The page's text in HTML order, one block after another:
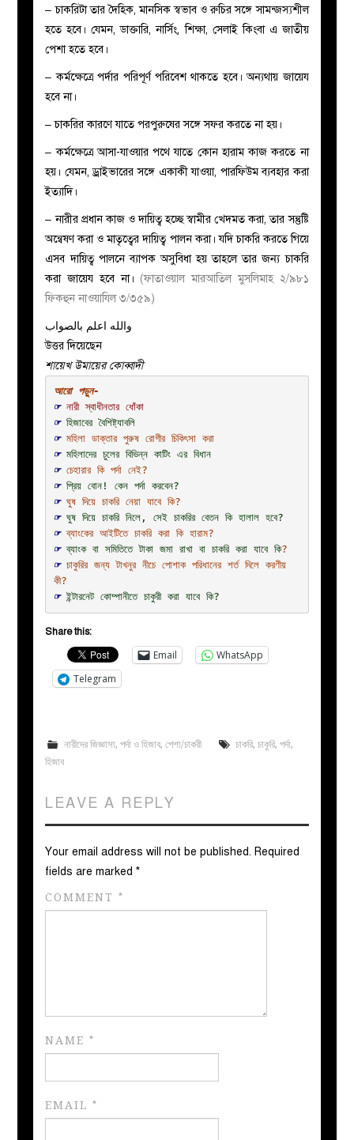
– চাকরিটা তার দৈহিক, মানসিক স্বভাব ও রুচির সঙ্গে সামন্জস্যশীল
হতে হবে। যেমন, ডাক্তারি, নার্সিং, শিক্ষা, সেলাই কিংবা এ জাতীয়
পেশা হতে হবে।
– কর্মক্ষেত্রে পর্দার পরিপূর্ণ পরিবেশ থাকতে হবে। অন্যথায় জায়েয
হবে না।
– চাকরির কারণে যাতে পরপুরুষের সঙ্গে সফর করতে না হয়।
– কর্মক্ষেত্রে আসা-যাওয়ার পথে যাতে কোন হারাম কাজ করতে না
হয়। যেমন, ড্রাইভারের সঙ্গে একাকী যাওয়া, পারফিউম ব্যবহার করা
ইত্যাদি।
– নারীর প্রধান কাজ ও দায়িত্ব হচ্ছে স্বামীর খেদমত করা, তার সন্তুষ্টি
অন্বেষণ করা ও মাতৃত্বের দায়িত্ব পালন করা। যদি চাকরি করতে গিয়ে
এসব দায়িত্ব পালনে ব্যাপক অসুবিধা হয় তাহলে তার জন্য চাকরি
করা জায়েয হবে না। (ফাতাওয়াল মারআতিল মুসলিমাহ ২/৯৮১
ফিকহুন নাওয়াযিল ৩/৩৫৯)
والله اعلم بالصواب
উত্তর দিয়েছেন
শায়েখ উমায়ের কোব্বাদী
☞ নারী স্বাধীনতার ধোঁকা
☞ হিজাবের বৈশিষ্ট্যাবলি
☞ মহিলা ডাক্তার পুরুষ রোগীর চিকিৎসা করা
☞ মহিলাদের চুলের বিভিন্ন কাটিং এর বিধান
☞ চেহারার কি পর্দা নেই?
☞ প্রিয় বোন! কেন পর্দা করবেন?
☞ ঘুষ দিয়ে চাকরি নেয়া যাবে কি?
☞ ঘুষ দিয়ে চাকরি নিলে, সেই চাকরির বেতন কি হালাল হবে?
☞ ব্যাংকের আইটিতে চাকরি করা কি হারাম?
☞ ব্যাংক বা সমিতিতে টাকা জমা রাখা বা চাকরি করা যাবে কি?
☞ চাকুরির জন্য টাখনুর নীচে পোশাক পরিধানের শর্ত দিলে করণীয়
কী?
☞ ইন্টারনেট কোম্পানীতে চাকুরী করা যাবে কি?
Share this:
Email
WhatsApp
Telegram
নারীদের জিজ্ঞাসা, পর্দা ও হিজাব, পেশা/চাকরী চাকরি, চাকুরি, পর্দা,
হিজাব
LEAVE A REPLY
Your email address will not be published. Required
fields are marked*
COMMENT*
NAME*
EMAIL*